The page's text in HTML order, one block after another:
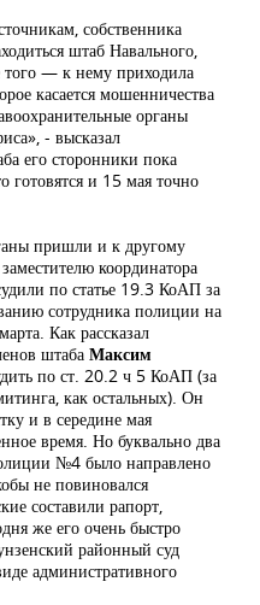
собственника
штаб Навального,
того — к нему приходила
касается мошенничества
органы
- высказал
его сторонники пока
готовятся и 15 мая точно
пришли и к другому
координатора
по статье 19.3 КоАП за
сотрудника полиции на
Как рассказал
штаба Максим
по ст. 20.2 ч 5 КоАП (за
как остальных). Он
и в середине мая
время. Но буквально два
№4 было направлено
не повиновался
составили рапорт,
же его очень быстро
районный суд
административного